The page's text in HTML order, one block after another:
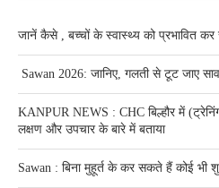
जानें कैसे , बच्चों के स्वास्थ्य को प्रभावित कर
Sawan 2026: जानिए, गलती से टूट जाए
KANPUR NEWS : CHC बिल्हौर में
लक्षण और उपचार के बारे में बताया
Sawan : बिना मुहूर्त के कर सकते हैं कोई भी